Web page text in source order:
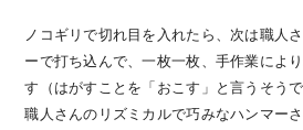
ノコギリで切れ目を入れたら、次は職人
ーで打ち込んで、一枚一枚、手作業によ
す（はがすことを「おこす」と言うそうで
職人さんのリズミカルで巧みなハンマー